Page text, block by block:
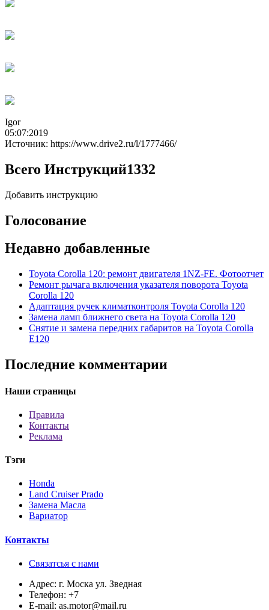
Igor
05:07:2019
Источник: https://www.drive2.ru/l/1777466/
Всего Инструкций1332
Добавить инструкцию
Голосование
Недавно добавленные
Toyota Corolla 120: ремонт двигателя 1NZ-FE. Фотоотчет
Ремонт рычага включения указателя поворота Toyota
Corolla 120
Адаптация ручек климатконтроля Toyota Corolla 120
Замена ламп ближнего света на Toyota Corolla 120
Снятие и замена передних габаритов на Toyota Corolla
E120
Последние комментарии
Наши страницы
Правила
Контакты
Реклама
Тэги
Honda
Land Cruiser Prado
Замена Масла
Вариатор
Контакты
Связатсья с нами
Адрес: г. Моска ул. Зведная
Телефон: +7
E-mail: as.motor@mail.ru